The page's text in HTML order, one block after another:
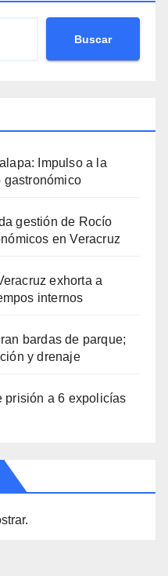
Buscar
Impulso a la
gastronómico
gestión de Rocío
en Veracruz
exhorta a
internos
bardas de parque;
y drenaje
prisión a 6 expolicías